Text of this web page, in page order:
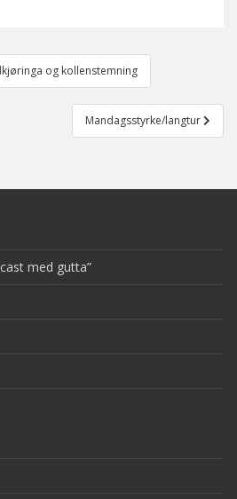
og kollenstemning
Mandagsstyrke/langtur
med gutta”